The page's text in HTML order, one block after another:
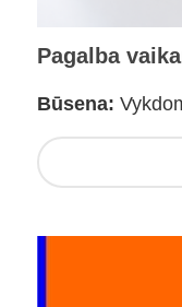
Pagalba
Būsena: